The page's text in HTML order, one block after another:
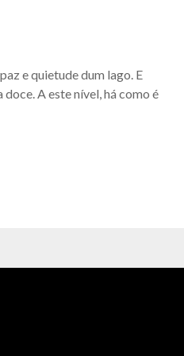
e quietude dum lago. E
A este nível, há como é